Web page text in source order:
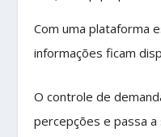
Com uma plataforma
informações ficam
O controle de
percepções e passa